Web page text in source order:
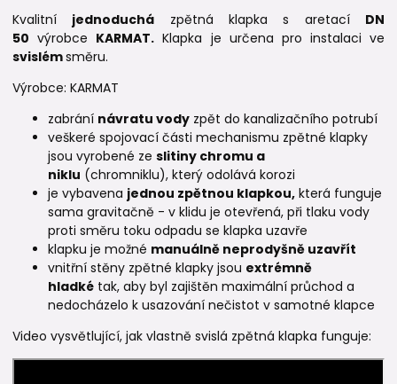
Kvalitní jednoduchá zpětná klapka s aretací DN
50 výrobce KARMAT. Klapka je určena pro instalaci ve
svislémsměru.
Výrobce: KARMAT
zabrání návratu vody zpět do kanalizačního potrubí
veškeré spojovací části mechanismu zpětné klapky
jsou vyrobené ze slitiny chromu a
niklu (chromniklu), který odolává korozi
je vybavena jednou zpětnou klapkou, která funguje
sama gravitačně - v klidu je otevřená, při tlaku vody
proti směru toku odpadu se klapka uzavře
klapku je možné manuálně neprodyšně uzavřít
vnitřní stěny zpětné klapky jsou extrémně
hladké tak, aby byl zajištěn maximální průchod a
nedocházelo k usazování nečistot v samotné klapce
Video vysvětlující, jak vlastně svislá zpětná klapka funguje: